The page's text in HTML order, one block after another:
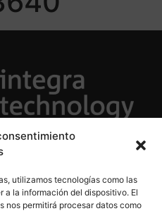
utilizamos tecnologías como las
la información del dispositivo. El
nos permitirá procesar datos como
Cookies
Legal